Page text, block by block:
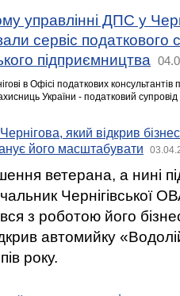
управлінні ДПС у
сервіс податкового
підприємництва
в Офісі податкових
України - податковий
який відкрив
його масштабувати
ветерана, а нині
Чернігівської
з роботою його
автомийку
року.